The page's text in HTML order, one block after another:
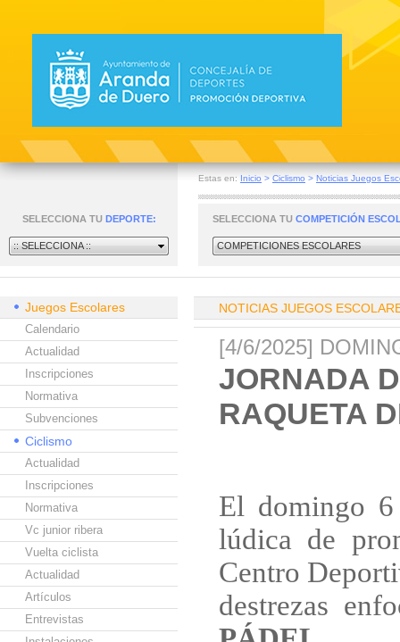
Estas en: Inicio > Ciclismo > Noticias Juegos
SELECCIONA TU DEPORTE:
:: SELECCIONA ::
SELECCIONA TU COMPETICIÓN
COMPETICIONES ESCOLARES
Juegos Escolares
Calendario
Actualidad
Inscripciones
Normativa
Subvenciones
Ciclismo
Actualidad
Inscripciones
Normativa
Vc junior ribera
Vuelta ciclista
Actualidad
Artículos
Entrevistas
NOTICIAS JUEGOS
[4/6/2025]
JORNADA
RAQUETA
El domingo
lúdica de
Centro
destrezas